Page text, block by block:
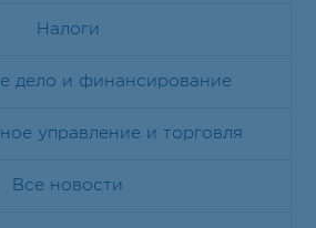
Налоги
дело и финансирование
управление и торговля
Все новости